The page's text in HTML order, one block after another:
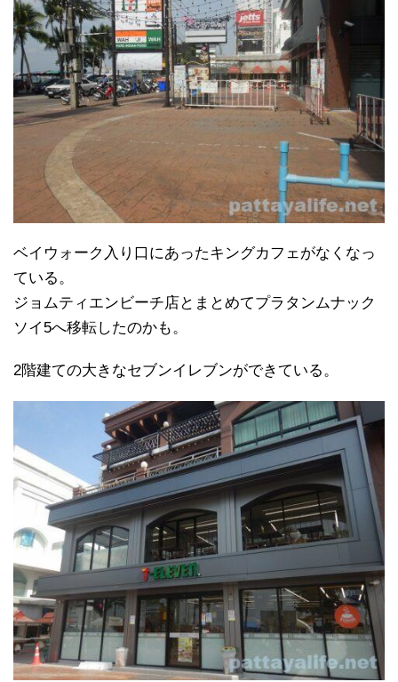
ベイウォーク入り口にあったキングカフェがなくなっ
ている。
ジョムティエンビーチ店とまとめてプラタンムナック
ソイ5へ移転したのかも。
2階建ての大きなセブンイレブンができている。